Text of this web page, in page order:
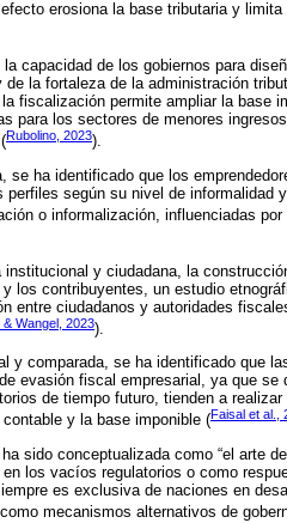
erosiona la base tributaria y
la capacidad de los gobiernos para
la fortaleza de la administración
fiscalización permite ampliar la base
para los sectores de menores
Rubolino, 2023).
se ha identificado que los
según su nivel de informalidad
o informalización, influenciadas
y ciudadana, la
los contribuyentes, un estudio
entre ciudadanos y autoridades
Wangel, 2023).
y comparada, se ha identificado que
evasión fiscal empresarial, ya que
de tiempo futuro, tienden a
y la base imponible (Faisal et al.,
sido conceptualizada como “el arte
los vacíos regulatorios o como
es exclusiva de naciones en
mecanismos alternativos de